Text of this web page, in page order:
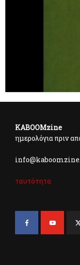
KABOOMzine
ημερολόγια πριν
ταυτότητα